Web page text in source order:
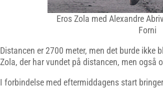
Eros Zola med Alexandre
Forni
Distancen er 2700 meter, men det burde ikke
Zola, der har vundet på distancen, men også
I forbindelse med eftermiddagens start